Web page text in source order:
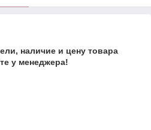
наличие и цену товара
у менеджера!